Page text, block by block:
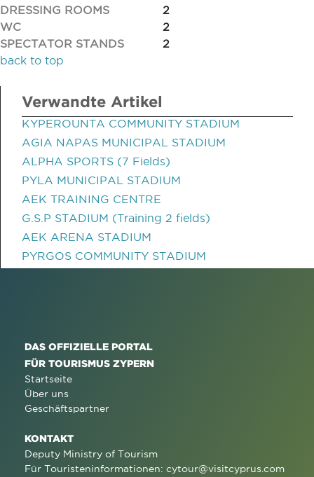
DRESSING ROOMS
2
WC
2
SPECTATOR STANDS
2
back to top
Verwandte Artikel
KYPEROUNTA COMMUNITY STADIUM
AGIA NAPAS MUNICIPAL STADIUM
ALPHA SPORTS (7 Fields)
PYLA MUNICIPAL STADIUM
AEK TRAINING CENTRE
G.S.P STADIUM (Training 2 fields)
AEK ARENA STADIUM
PYRGOS COMMUNITY STADIUM
DAS OFFIZIELLE PORTAL
FÜR TOURISMUS ZYPERN
Startseite
Über uns
Geschäftspartner
KONTAKT
Deputy Ministry of Tourism
Für Touristeninformationen: cytour@visitcyprus.com